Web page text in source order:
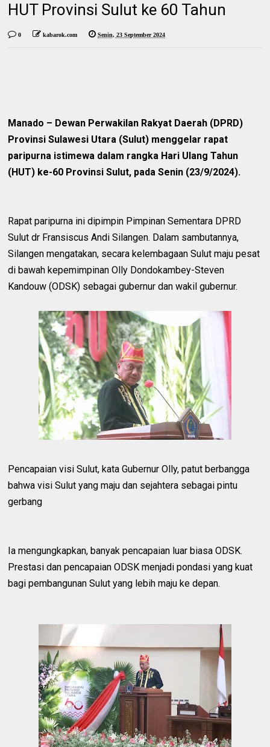
HUT Provinsi Sulut ke 60 Tahun
0 kabarok.com Senin, 23 September 2024
Manado – Dewan Perwakilan Rakyat Daerah (DPRD)
Provinsi Sulawesi Utara (Sulut) menggelar rapat
paripurna istimewa dalam rangka Hari Ulang Tahun
(HUT) ke-60 Provinsi Sulut, pada Senin (23/9/2024).
Rapat paripurna ini dipimpin Pimpinan Sementara DPRD
Sulut dr Fransiscus Andi Silangen. Dalam sambutannya,
Silangen mengatakan, secara kelembagaan Sulut maju pesat
di bawah kepemimpinan Olly Dondokambey-Steven
Kandouw (ODSK) sebagai gubernur dan wakil gubernur.
Pencapaian visi Sulut, kata Gubernur Olly, patut berbangga
bahwa visi Sulut yang maju dan sejahtera sebagai pintu
gerbang
Ia mengungkapkan, banyak pencapaian luar biasa ODSK.
Prestasi dan pencapaian ODSK menjadi pondasi yang kuat
bagi pembangunan Sulut yang lebih maju ke depan.